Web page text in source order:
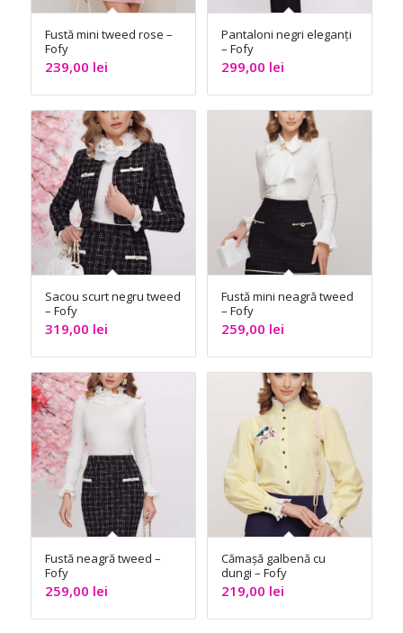
Fustă mini tweed rose –
Fofy
239,00 lei
Pantaloni negri eleganți
– Fofy
299,00 lei
Sacou scurt negru tweed
– Fofy
319,00 lei
Fustă mini neagră tweed
– Fofy
259,00 lei
Fustă neagră tweed –
Fofy
259,00 lei
Cămașă galbenă cu
dungi – Fofy
219,00 lei